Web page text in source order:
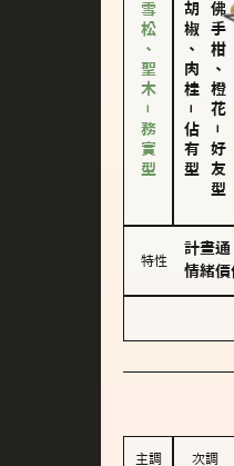
雪松、聖木－務實型 胡椒、肉桂
－
佔有型
佛手柑、橙花
－
好友型
特性
計畫通
情緒價
主調 次調